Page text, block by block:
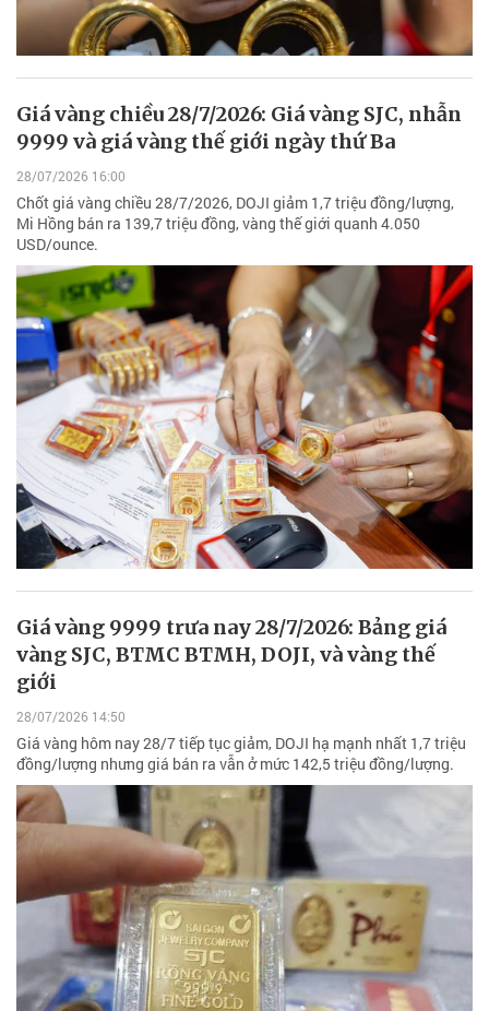
Giá vàng chiều 28/7/2026: Giá vàng SJC, nhẫn
9999 và giá vàng thế giới ngày thứ Ba
28/07/2026 16:00
Chốt giá vàng chiều 28/7/2026, DOJI giảm 1,7 triệu đồng/lượng,
Mi Hồng bán ra 139,7 triệu đồng, vàng thế giới quanh 4.050
USD/ounce.
Giá vàng 9999 trưa nay 28/7/2026: Bảng giá
vàng SJC, BTMC BTMH, DOJI, và vàng thế
giới
28/07/2026 14:50
Giá vàng hôm nay 28/7 tiếp tục giảm, DOJI hạ mạnh nhất 1,7 triệu
đồng/lượng nhưng giá bán ra vẫn ở mức 142,5 triệu đồng/lượng.